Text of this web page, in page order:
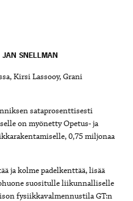
JAN SNELLMAN
Kirsi Lassooy, Grani
sataprosenttisesti
on myönetty Opetus- ja
0,75 miljonaa
ja kolme padelkenttää, lisää
suositulle liikunnalliselle
fysiikkavalmennustila GT:n